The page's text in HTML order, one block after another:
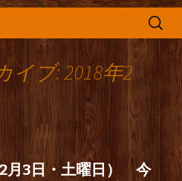
検
イブ: 2018年2
月3日・土曜日） 今